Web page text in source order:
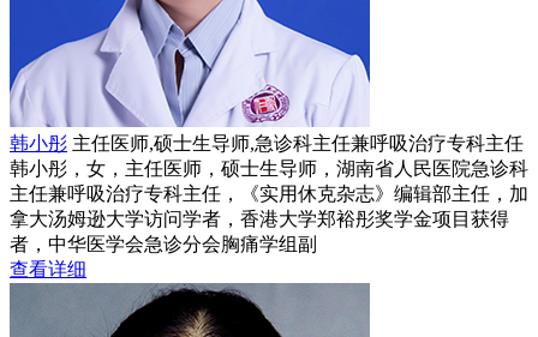
韩小彤 主任医师,硕士生导师,急诊科主任兼呼吸治疗专科主任
韩小彤，女，主任医师，硕士生导师，湖南省人民医院急诊科
主任兼呼吸治疗专科主任，《实用休克杂志》编辑部主任，加
拿大汤姆逊大学访问学者，香港大学郑裕彤奖学金项目获得
者，中华医学会急诊分会胸痛学组副
查看详细